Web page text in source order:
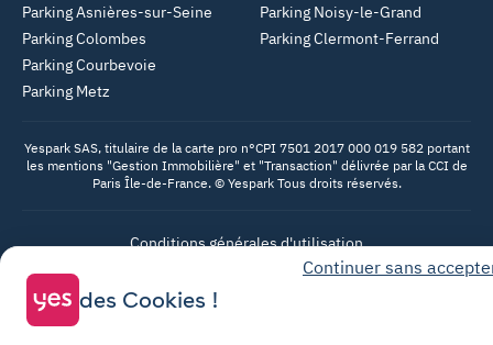
Parking Asnières-sur-Seine
Parking Colombes
Parking Courbevoie
Parking Metz
Parking Noisy-le-Grand
Parking Clermont-Ferrand
Yespark SAS, titulaire de la carte pro n°CPI 7501 2017 000 019 582 portant
les mentions "Gestion Immobilière" et "Transaction" délivrée par la CCI de
Paris Île-de-France. © Yespark Tous droits réservés.
Conditions générales d'utilisation
Conditions générales de vente Stationnement
Conditions générales de vente Recharge
Continuer sans
des Cookies !